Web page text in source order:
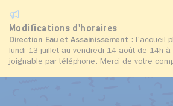
Modifications d'horaires
Direction Eau et Assainissement : l'accueil
lundi 13 juillet au vendredi 14 août de 14h
joignable par téléphone. Merci de votre